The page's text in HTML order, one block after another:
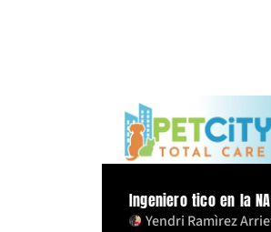
Ingeniero tico en la
Yendri Ramìrez